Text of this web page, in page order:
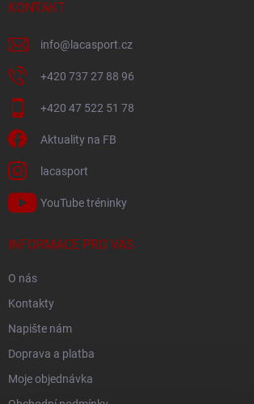
KONTAKT
info@ lacasport.cz
+420 737 27 88 96
+420 47 522 51 78
Aktuality na FB
lacasport
YouTube tréninky
INFORMACE PRO VÁS
O nás
Kontakty
Napište nám
Doprava a platba
Moje objednávka